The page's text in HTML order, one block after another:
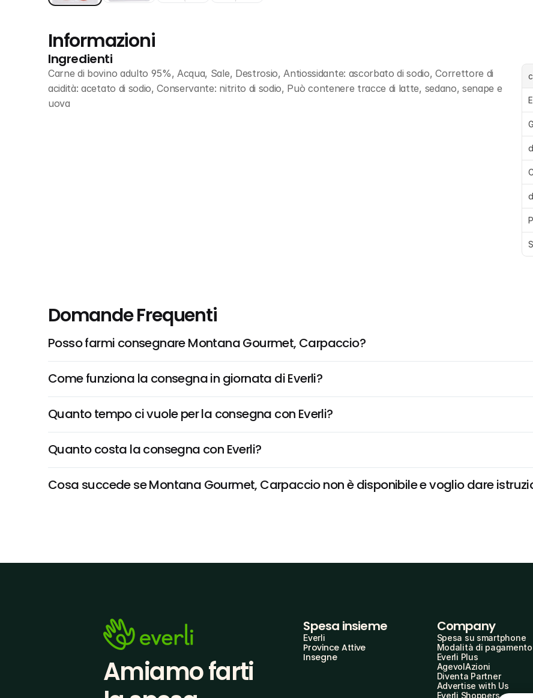
Informazioni
Ingredienti
Carne di bovino adulto 95%, Acqua, Sale, Destrosio, Antiossidante: ascorbato di sodio, Correttore di
acidità: acetato di sodio, Conservante: nitrito di sodio, Può contenere tracce di latte, sedano, senape e
uova
Domande Frequenti
Posso farmi consegnare Montana Gourmet, Carpaccio?
Come funziona la consegna in giornata di Everli?
Quanto tempo ci vuole per la consegna con Everli?
Quanto costa la consegna con Everli?
Cosa succede se Montana Gourmet, Carpaccio non è disponibile e voglio dare
Amiamo farti
Spesa insieme
Everli
Province Attive
Insegne
Company
Spesa su smartphone
Modalità di pagamento
Everli Plus
AgevolAzioni
Diventa Partner
Advertise with Us
Everli Shoppers